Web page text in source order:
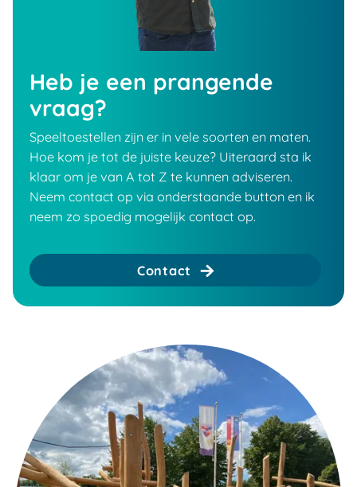
Heb je een prangende
vraag?
Speeltoestellen zijn er in vele soorten en maten.
Hoe kom je tot de juiste keuze? Uiteraard sta ik
klaar om je van A tot Z te kunnen adviseren.
Neem contact op via onderstaande button en ik
neem zo spoedig mogelijk contact op.
Contact